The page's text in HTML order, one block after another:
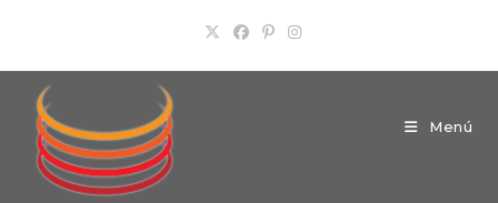
contenido
Menú